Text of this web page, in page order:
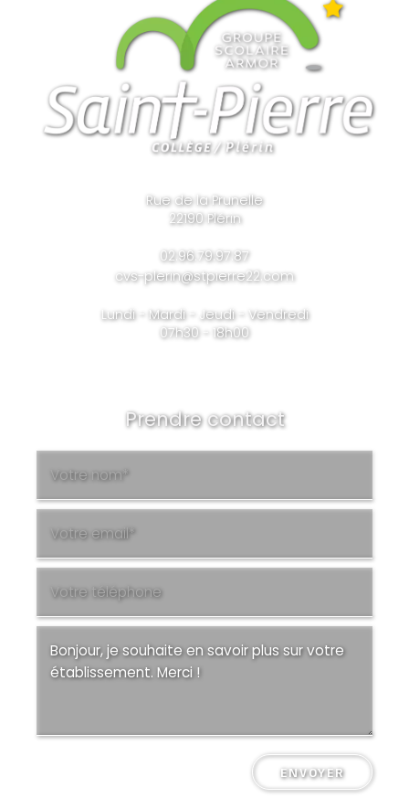
Rue de la Prunelle
22190 Plérin
02.96.79.97.87
cvs-plerin@stpierre22.com
Lundi - Mardi - Jeudi - Vendredi
07h30 - 18h00
Prendre contact
ENVOYER